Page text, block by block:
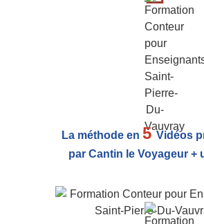
La méthode en 5Vidéos
par Cantin le Voyageur +